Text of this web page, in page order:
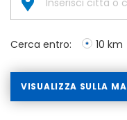
Cerca entro: 10 km
VISUALIZZA SULLA